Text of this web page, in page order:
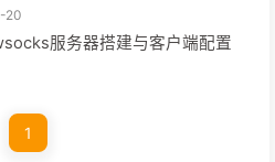
20
服务器搭建与客户端配置
1